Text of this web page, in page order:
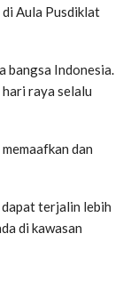
Aula Pusdiklat
bangsa Indonesia.
raya selalu
dan
dapat terjalin lebih
di kawasan